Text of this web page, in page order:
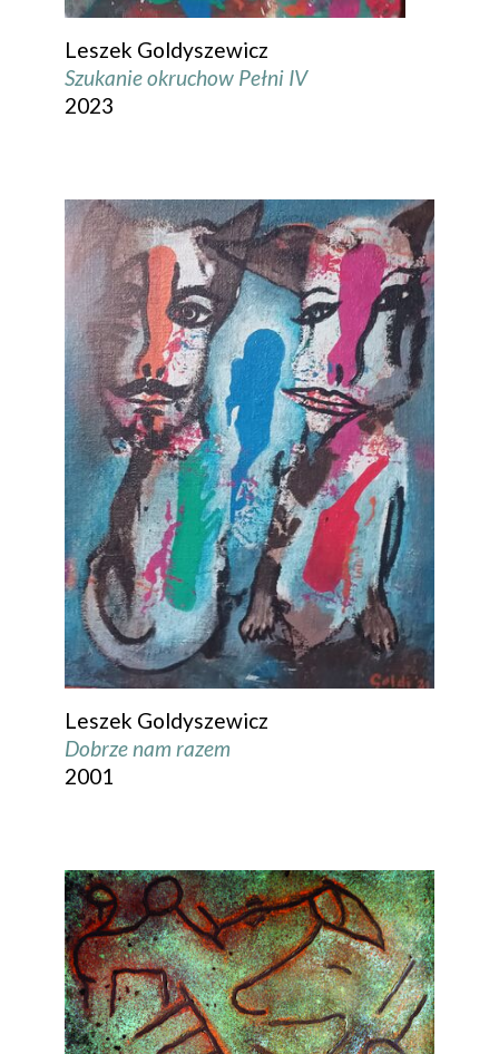
Leszek Goldyszewicz
Szukanie okruchow Pełni IV
2023
Leszek Goldyszewicz
Dobrze nam razem
2001